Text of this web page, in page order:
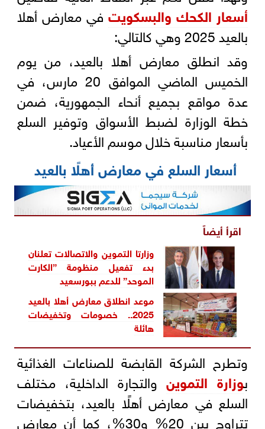
أسعار الكحك والبسكويتفي معارض أهلا
بالعيد 2025 وهي كالتالي:
وقد انطلق معارض أهلا بالعيد، من يوم
الخميس الماضي الموافق 20 مارس، في
عدة مواقع بجميع أنحاء الجمهورية، ضمن
خطة الوزارة لضبط الأسواق وتوفير السلع
بأسعار مناسبة خلال موسم الأعياد.
أسعار السلع في معارض أهلًا بالعيد
اقرأ أيضاً
وزارتا التموين والاتصالات تعلنان
بدء تفعيل منظومة ”الكارت
الموحد” للدعم ببورسعيد
موعد انطلاق معارض أهلا بالعيد
2025.. خصومات وتخفيضات
هائلة
وتطرح الشركة القابضة للصناعات الغذائية
بوزارة التموينوالتجارة الداخلية، مختلف
السلع في معارض أهلًا بالعيد، بتخفيضات
تتراوح بين 20% و30%، كما أن معارض